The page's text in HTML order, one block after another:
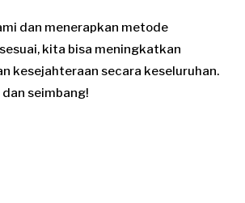
dan menerapkan metode
kita bisa meningkatkan
kesejahteraan secara keseluruhan.
seimbang!